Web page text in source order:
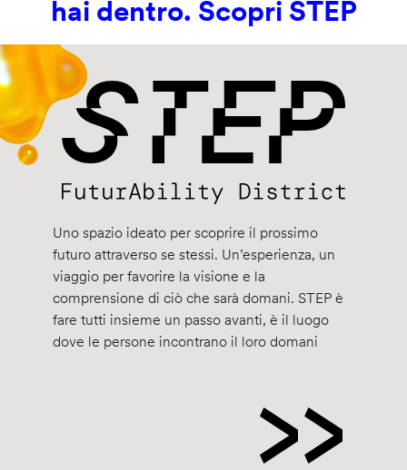
hai dentro. Scopri STEP
Uno spazio ideato per scoprire il prossimo
futuro attraverso se stessi. Un’esperienza, un
viaggio per favorire la visione e la
comprensione di ciò che sarà domani. STEP è
fare tutti insieme un passo avanti, è il luogo
dove le persone incontrano il loro domani